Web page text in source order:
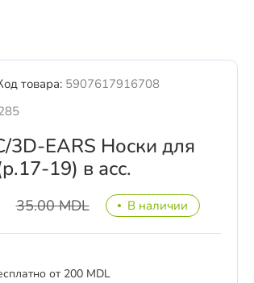
товара: 5907617916708
3D-EARS Носки для
19) в асс.
35.00 MDL В наличии
от 200 MDL